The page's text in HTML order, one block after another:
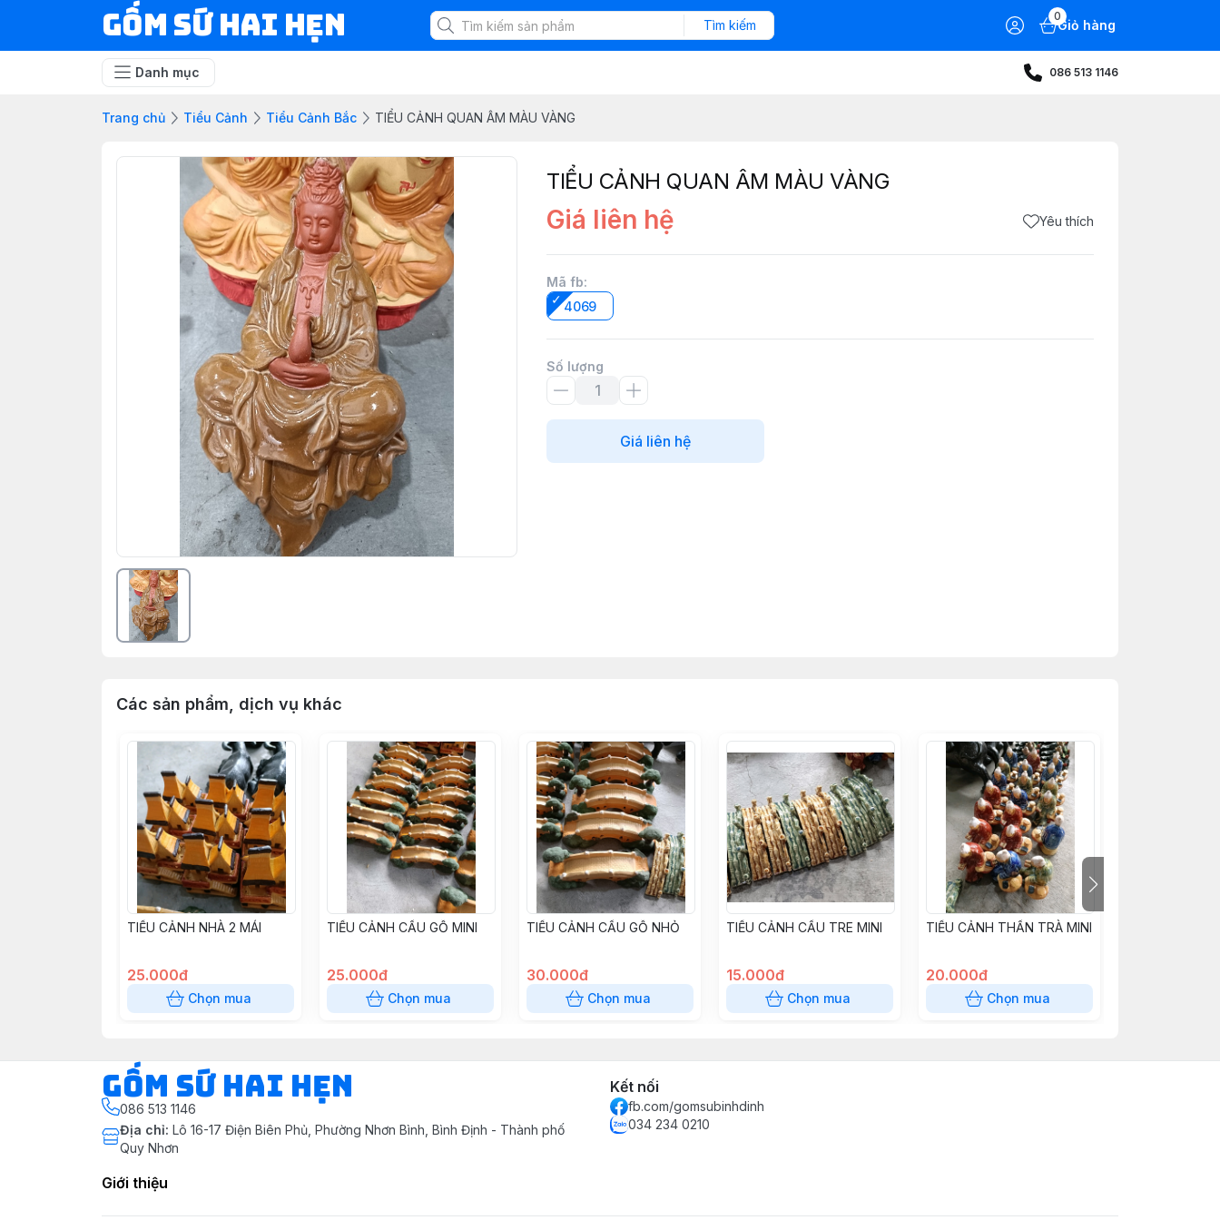
Gốm Sứ Hai Hẹn Tìm kiếm
0
Giỏ hàng
Danh mục 086 513 1146
Trang chủ Tiểu Cảnh Tiểu Cảnh Bắc TIỂU CẢNH QUAN ÂM MÀU VÀNG
TIỂU CẢNH QUAN ÂM MÀU VÀNG
Giá liên hệ Yêu thích
Mã fb:
4069
Số lượng
Giá liên hệ
Các sản phẩm, dịch vụ khác
TIỂU CẢNH NHÀ 2 MÁI
25.000đ
Chọn mua
TIỂU CẢNH CẦU GỖ MINI
25.000đ
Chọn mua
TIỂU CẢNH CẦU GỖ NHỎ
30.000đ
Chọn mua
TIỂU CẢNH CẦU TRE MINI
15.000đ
Chọn mua
TIỂU CẢNH THẦN TRÀ MINI
20.000đ
Chọn mua
Gốm Sứ Hai Hẹn
086 513 1146
Địa chỉ: Lô 16-17 Điện Biên Phủ, Phường Nhơn Bình, Bình Định - Thành phố
Quy Nhơn
Kết nối
fb.com/gomsubinhdinh
034 234 0210
Giới thiệu